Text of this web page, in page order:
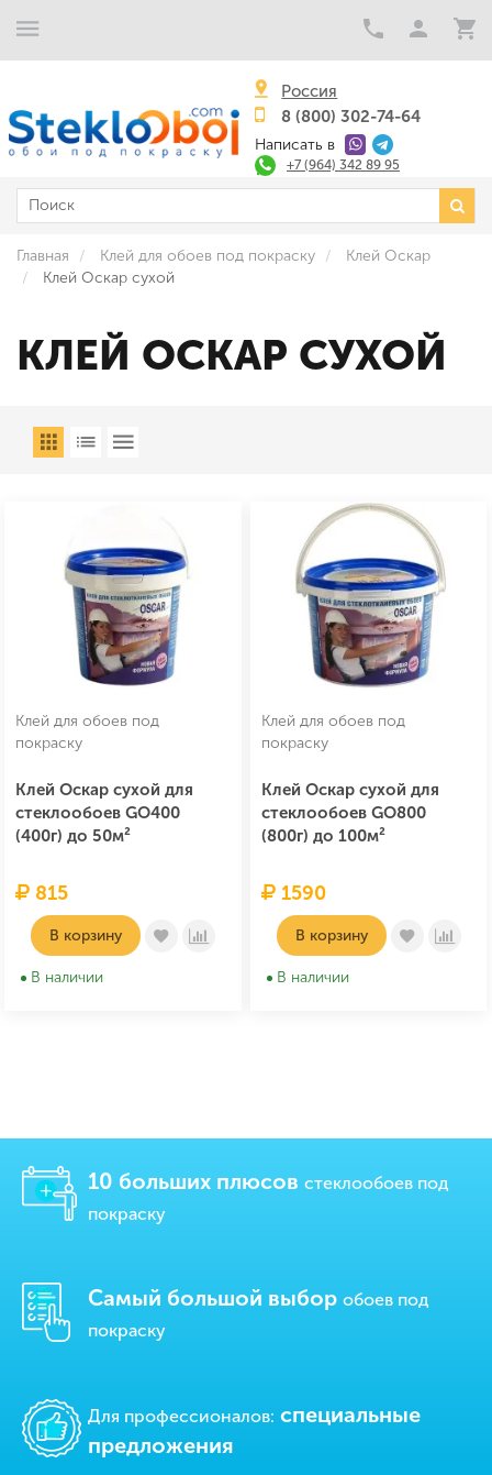
Россия
8 (800) 302-74-64
Написать в
+7 (964) 342 89 95
Главная Клей для обоев под покраску
Клей Оскар
Клей Оскар сухой
КЛЕЙ ОСКАР СУХОЙ
Клей для обоев под
покраску
Клей Оскар сухой для
стеклообоев GO400
(400г) до 50м²
815
В корзину
В наличии
Клей для обоев под
покраску
Клей Оскар сухой для
стеклообоев GO800
(800г) до 100м²
1590
В корзину
В наличии
10 больших плюсов стеклообоев под
покраску
Самый большой выбор обоев под
покраску
Для профессионалов: cпециальные
предложения